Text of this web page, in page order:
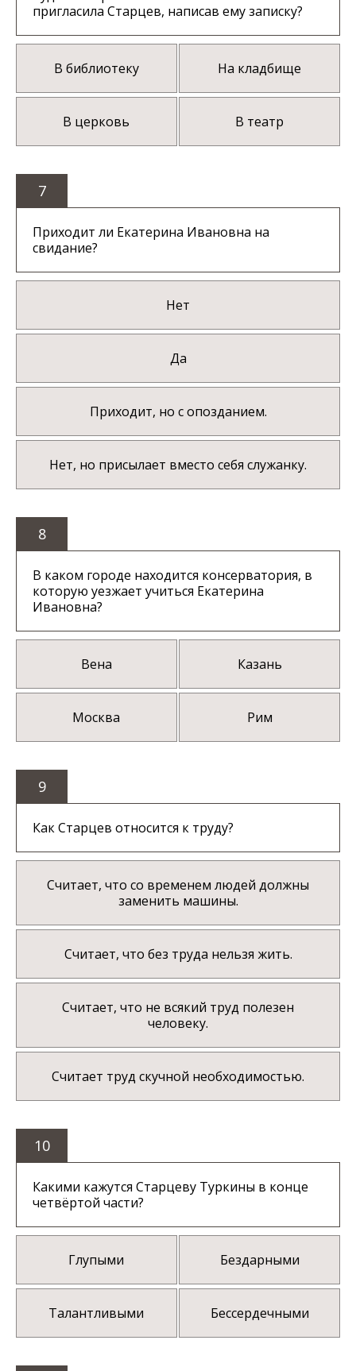
пригласила Старцев, написав ему записку?
В библиотеку На кладбище
В церковь В театр
7
Приходит ли Екатерина Ивановна на
свидание?
Нет
Да
Приходит, но с опозданием.
Нет, но присылает вместо себя служанку.
8
В каком городе находится консерватория, в
которую уезжает учиться Екатерина
Ивановна?
Вена Казань
Москва Рим
9
Как Старцев относится к труду?
Считает, что со временем людей должны
заменить машины.
Считает, что без труда нельзя жить.
Считает, что не всякий труд полезен
человеку.
Считает труд скучной необходимостью.
10
Какими кажутся Старцеву Туркины в конце
четвёртой части?
Глупыми Бездарными
Талантливыми Бессердечными